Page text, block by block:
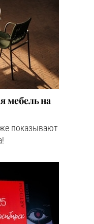
мебель на
показывают